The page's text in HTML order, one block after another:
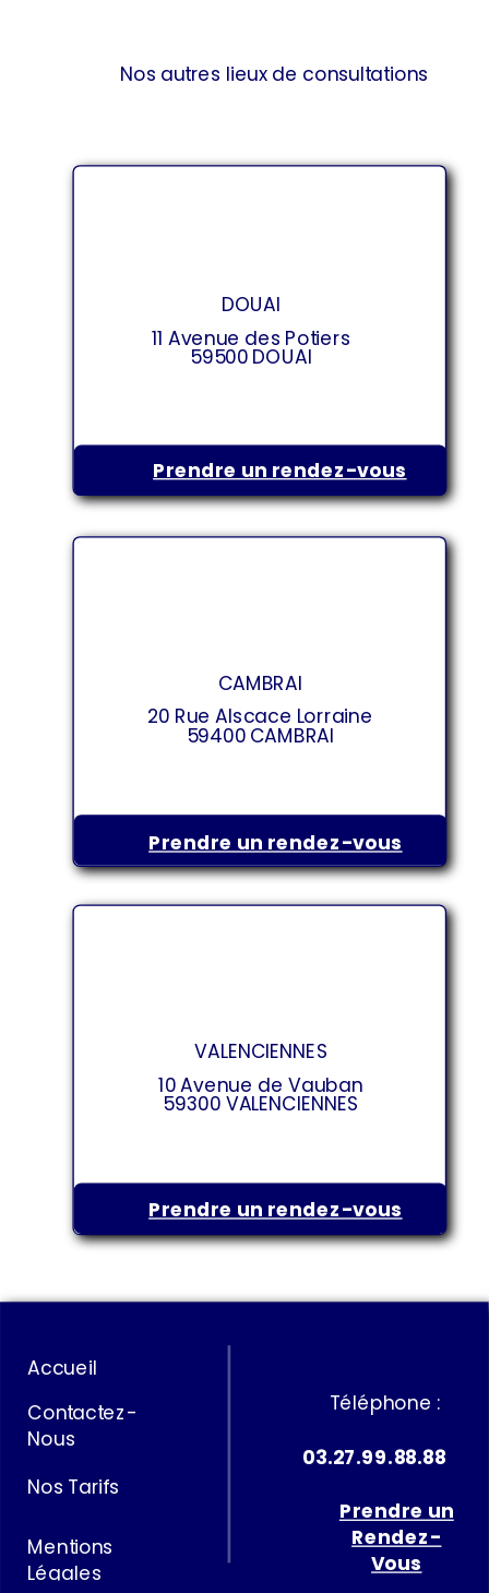
Mentions
Légales
Nos Tarifs
Contactez-
Nous
Téléphone :
03.27.99.88.88
Prendre un
Rendez-
Vous
Accueil
CAMBRAI
20 Rue Alscace Lorraine
59400 CAMBRAI
Nos autres lieux de consultations
VALENCIENNES
10 Avenue de Vauban
59300 VALENCIENNES
Prendre un rendez-vous
Prendre un rendez-vous
Prendre un rendez-vous
DOUAI
11 Avenue des Potiers
59500 DOUAI